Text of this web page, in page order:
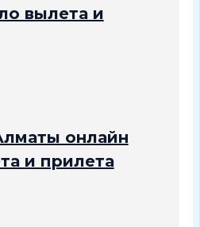
вылета и
онлайн
и прилета